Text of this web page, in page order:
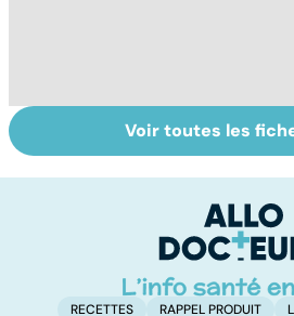
La tuberculose
pulmonaire
le
Voir toutes les
RECETTES RAPPEL PRODUIT